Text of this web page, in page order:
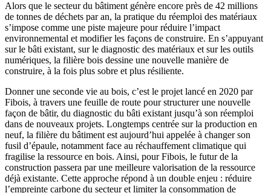
Alors que le secteur du bâtiment génère encore près de 42 millions
de tonnes de déchets par an, la pratique du réemploi des matériaux
s’impose comme une piste majeure pour réduire l’impact
environnemental et modifier les façons de construire. En s’appuyant
sur le bâti existant, sur le diagnostic des matériaux et sur les outils
numériques, la filière bois dessine une nouvelle manière de
construire, à la fois plus sobre et plus résiliente.
Donner une seconde vie au bois, c’est le projet lancé en 2020 par
Fibois, à travers une feuille de route pour structurer une nouvelle
façon de bâtir, du diagnostic du bâti existant jusqu’à son réemploi
dans de nouveaux projets. Longtemps centrée sur la production en
neuf, la filière du bâtiment est aujourd’hui appelée à changer son
fusil d’épaule, notamment face au réchauffement climatique qui
fragilise la ressource en bois. Ainsi, pour Fibois, le futur de la
construction passera par une meilleure valorisation de la ressource
déjà existante. Cette approche répond à un double enjeu : réduire
l’empreinte carbone du secteur et limiter la consommation de